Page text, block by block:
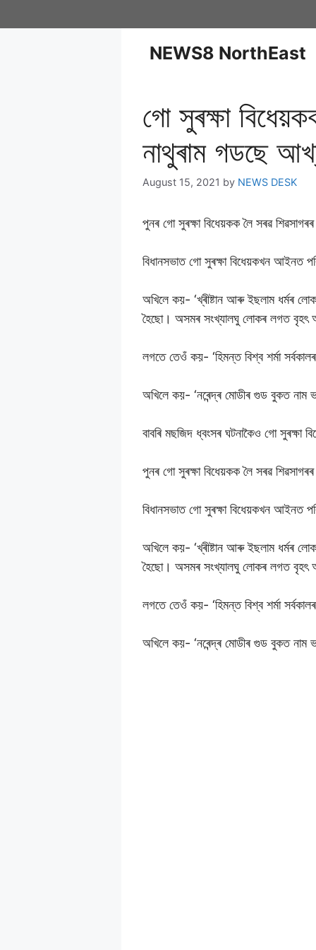
NEWS8 NorthEast
গো সুৰক্ষা
নাথুৰাম গডছে
August 15, 2021 by NEWS DESK
পুনৰ গো সুৰক্ষা বিধেয়কক লৈ সৰৱ
বিধানসভাত গো সুৰক্ষা বিধেয়কখন আইনত
অখিলে কয়- ‘খ্ৰীষ্টান আৰু ইছলাম ধৰ্মৰ
হৈছো। অসমৰ সংখ্যালঘু লোকৰ লগত বৃহৎ
লগতে তেওঁ কয়- ‘হিমন্ত বিশ্ব শৰ্মা
অখিলে কয়- ‘নৰেন্দ্ৰ মোডীৰ গুড বুকত নাম
বাবৰি মছজিদ ধ্বংসৰ ঘটনাকৈও গো সুৰক্ষা
পুনৰ গো সুৰক্ষা বিধেয়কক লৈ সৰৱ
বিধানসভাত গো সুৰক্ষা বিধেয়কখন আইনত
অখিলে কয়- ‘খ্ৰীষ্টান আৰু ইছলাম ধৰ্মৰ
হৈছো। অসমৰ সংখ্যালঘু লোকৰ লগত বৃহৎ
লগতে তেওঁ কয়- ‘হিমন্ত বিশ্ব শৰ্মা
অখিলে কয়- ‘নৰেন্দ্ৰ মোডীৰ গুড বুকত নাম